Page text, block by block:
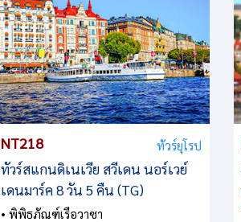
NT218 ทัวร์ยุโรป
ทัวร์สแกนดิเนเวีย สวีเดน นอร์เวย์
เดนมาร์ค 8 วัน 5 คืน (TG)
• พิพิธภัณฑ์เรือวาซา